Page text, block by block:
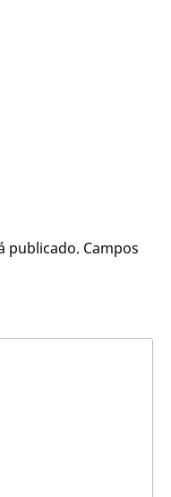
publicado. Campos